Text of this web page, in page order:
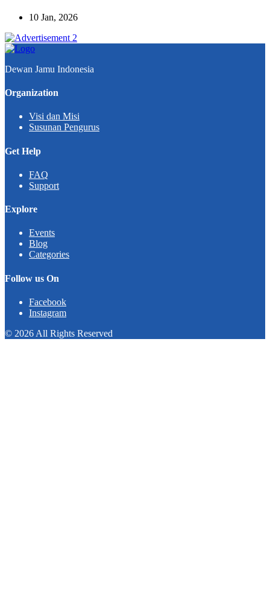
10 Jan, 2026
Dewan Jamu Indonesia
Organization
Visi dan Misi
Susunan Pengurus
Get Help
FAQ
Support
Explore
Events
Blog
Categories
Follow us On
Facebook
Instagram
© 2026 All Rights Reserved